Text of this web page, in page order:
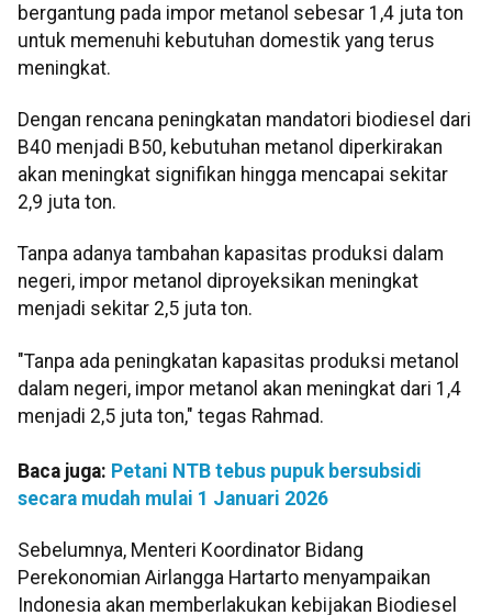
bergantung pada impor metanol sebesar 1,4 juta ton
untuk memenuhi kebutuhan domestik yang terus
meningkat.
Dengan rencana peningkatan mandatori biodiesel dari
B40 menjadi B50, kebutuhan metanol diperkirakan
akan meningkat signifikan hingga mencapai sekitar
2,9 juta ton.
Tanpa adanya tambahan kapasitas produksi dalam
negeri, impor metanol diproyeksikan meningkat
menjadi sekitar 2,5 juta ton.
"Tanpa ada peningkatan kapasitas produksi metanol
dalam negeri, impor metanol akan meningkat dari 1,4
menjadi 2,5 juta ton," tegas Rahmad.
Baca juga: Petani NTB tebus pupuk bersubsidi
secara mudah mulai 1 Januari 2026
Sebelumnya, Menteri Koordinator Bidang
Perekonomian Airlangga Hartarto menyampaikan
Indonesia akan memberlakukan kebijakan Biodiesel